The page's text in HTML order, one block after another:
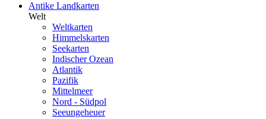
Antike Landkarten
Welt
Weltkarten
Himmelskarten
Seekarten
Indischer Ozean
Atlantik
Pazifik
Mittelmeer
Nord - Südpol
Seeungeheuer